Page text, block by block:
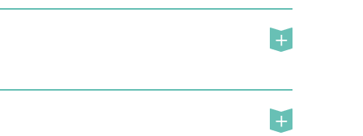
du baccalauréat :